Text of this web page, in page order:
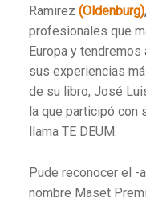
Ramirez (Oldenburg),
profesionales que
Europa y
sus experiencias
de su libro, José
la que participó con
llama TE DEUM.
Pude reconocer el -
nombre Maset